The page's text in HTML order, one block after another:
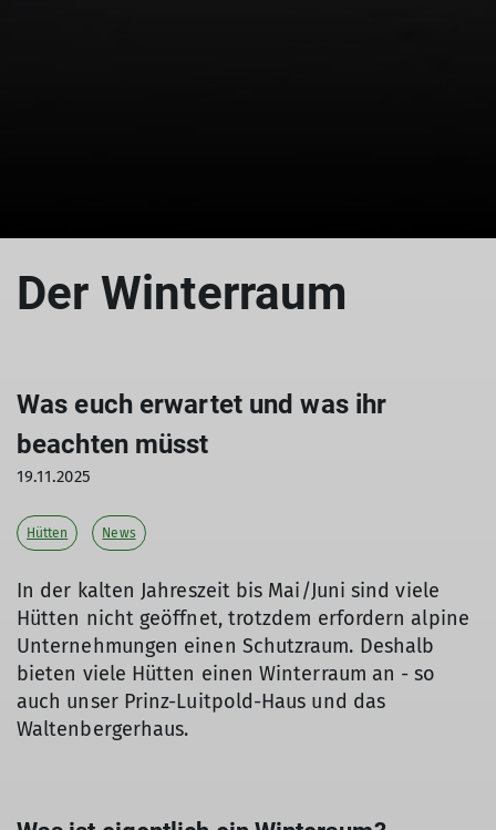
Der Winterraum
Was euch erwartet und was ihr
beachten müsst
19.11.2025
Hütten News
In der kalten Jahreszeit bis Mai/Juni sind viele
Hütten nicht geöffnet, trotzdem erfordern alpine
Unternehmungen einen Schutzraum. Deshalb
bieten viele Hütten einen Winterraum an - so
auch unser Prinz-Luitpold-Haus und das
Waltenbergerhaus.